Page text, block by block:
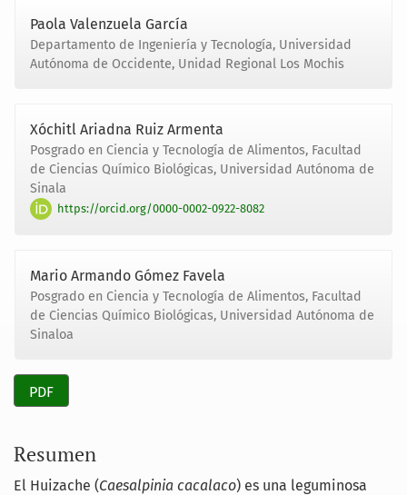
Paola Valenzuela García
Departamento de Ingeniería y Tecnología, Universidad
Autónoma de Occidente, Unidad Regional Los Mochis
Xóchitl Ariadna Ruiz Armenta
Posgrado en Ciencia y Tecnología de Alimentos, Facultad
de Ciencias Químico Biológicas, Universidad Autónoma de
Sinala
https://orcid.org/0000-0002-0922-8082
Mario Armando Gómez Favela
Posgrado en Ciencia y Tecnología de Alimentos, Facultad
de Ciencias Químico Biológicas, Universidad Autónoma de
Sinaloa
PDF
Resumen
El Huizache (Caesalpinia cacalaco) es una leguminosa